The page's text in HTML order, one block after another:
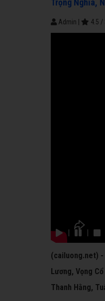
Trọng Nghĩa,
Admin 4.5 /
| |
(cailuong.net) -
Lương, Vọng
Thanh Hằng,